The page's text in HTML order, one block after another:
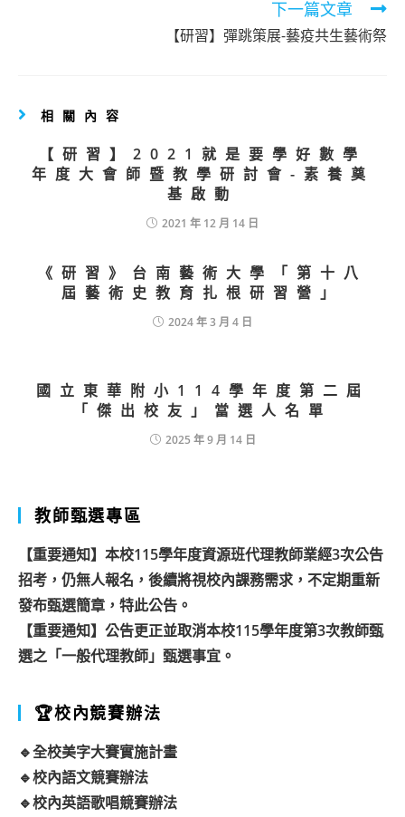
下一篇文章
【研習】彈跳策展-藝疫共生藝術祭
相關內容
【研習】2021就是要學好數學
年度大會師暨教學研討會-素養奠
基啟動
2021 年 12 月 14 日
《研習》台南藝術大學「第十八
屆藝術史教育扎根研習營」
2024 年 3 月 4 日
國立東華附小114學年度第二屆
「傑出校友」當選人名單
2025 年 9 月 14 日
教師甄選專區
【重要通知】本校115學年度資源班代理教師業經3次公告
招考，仍無人報名，後續將視校內課務需求，不定期重新
發布甄選簡章，特此公告。
【重要通知】公告更正並取消本校115學年度第3次教師甄
選之「一般代理教師」甄選事宜。
🏆校內競賽辦法
🔹全校美字大賽實施計畫
🔹校內語文競賽辦法
🔹校內英語歌唱競賽辦法